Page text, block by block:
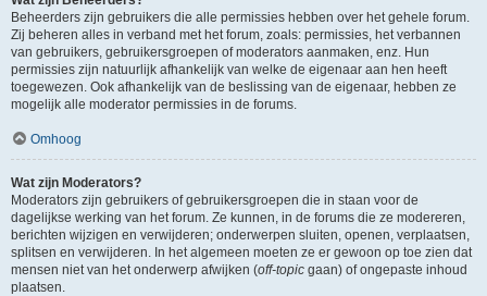
Beheerders zijn gebruikers die alle permissies hebben over het gehele forum.
Zij beheren alles in verband met het forum, zoals: permissies, het verbannen
van gebruikers, gebruikersgroepen of moderators aanmaken, enz. Hun
permissies zijn natuurlijk afhankelijk van welke de eigenaar aan hen heeft
toegewezen. Ook afhankelijk van de beslissing van de eigenaar, hebben ze
mogelijk alle moderator permissies in de forums.
Omhoog
Wat zijn Moderators?
Moderators zijn gebruikers of gebruikersgroepen die in staan voor de
dagelijkse werking van het forum. Ze kunnen, in de forums die ze modereren,
berichten wijzigen en verwijderen; onderwerpen sluiten, openen, verplaatsen,
splitsen en verwijderen. In het algemeen moeten ze er gewoon op toe zien dat
mensen niet van het onderwerp afwijken (off-topic gaan) of ongepaste inhoud
plaatsen.